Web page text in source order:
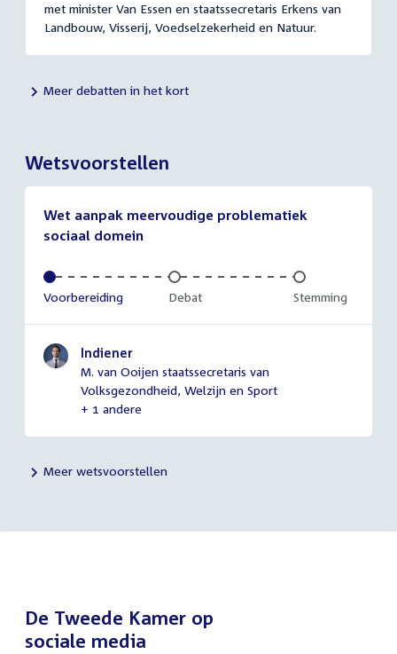
met minister Van Essen en staatssecretaris Erkens van
Landbouw, Visserij, Voedselzekerheid en Natuur.
Meer debatten in het kort
Wetsvoorstellen
Wet aanpak meervoudige problematiek
sociaal domein
Voltooid:
Voorbereiding Onvoltooid:
Debat Onvoltooid:
Stemming
Indiener
M. van Ooijen staatssecretaris van
Volksgezondheid, Welzijn en Sport
+ 1 andere
Meer wetsvoorstellen
De Tweede Kamer op
sociale media